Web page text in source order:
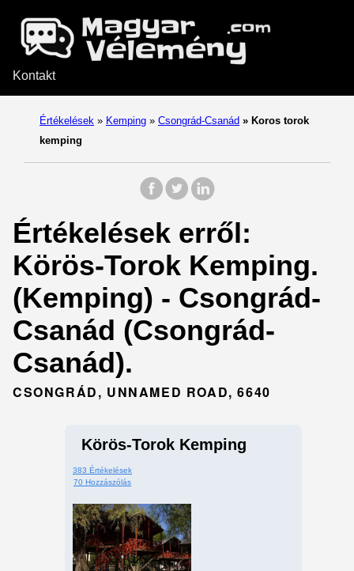
Kontakt
Értékelések » Kemping » Csongrád-Csanád » Koros torok
kemping
Értékelések erről:
Körös-Torok Kemping.
(Kemping) - Csongrád-
Csanád (Csongrád-
Csanád).
CSONGRÁD, UNNAMED ROAD, 6640
Körös-Torok Kemping
383 Értékelések
70 Hozzászólás